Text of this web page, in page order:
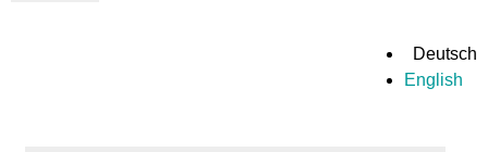
Deutsch
English